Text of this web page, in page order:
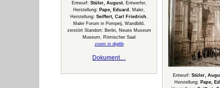
Entwurf: Stüler, August, Entwerfer,
Herstellung: Pape, Eduard , Maler,
Herstellung: Seiffert, Carl Friedrich,
Maler Forum in Pompeij, Wandbild,
zerstört Standort: Berlin, Neues Museum
Museum, Römischer Saal
zoom in digilib
Dokument…
Entwurf: Stüler,
Herstellung: Pape,